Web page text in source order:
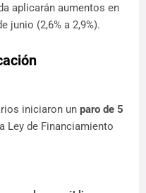
aplicarán aumentos en
junio (2,6% a 2,9%).
iniciaron un paro de 5
Ley de Financiamiento